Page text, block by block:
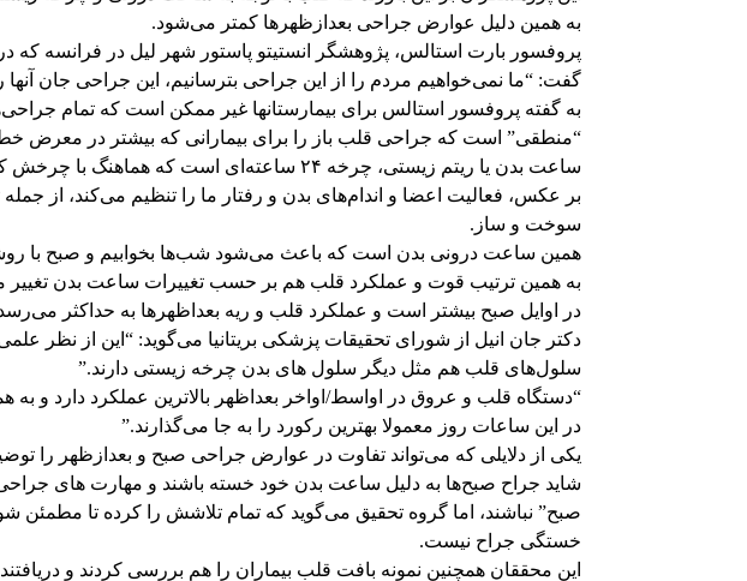
به همین دلیل عوارض جراحی بعدازظهرها کمتر می‌شود.
پروفسور بارت استالس، پژوهشگر انستیتو پاستور شهر لیل در فرانسه
گفت: “ما نمی‌خواهیم مردم را از این جراحی بترسانیم، این جراحی جان
به گفته پروفسور استالس برای بیمارستانها غیر ممکن است که تمام جراحی‌ها
“منطقی” است که جراحی قلب باز را برای بیمارانی که بیشتر در معرض
ساعت بدن یا ریتم زیستی، چرخه ۲۴ ساعته‌ای است
بر عکس، فعالیت اعضا و اندام‌های بدن و رفتار ما را تنظیم می‌کند، از
سوخت و ساز.
همین ساعت درونی بدن است که باعث می‌شود شب‌ها بخوابیم و صبح با
به همین ترتیب قوت و عملکرد قلب هم بر حسب تغییرات ساعت بدن
در اوایل صبح بیشتر است و عملکرد قلب و ریه بعداظهرها به حداکثر
دکتر جان انیل از شورای تحقیقات پزشکی بریتانیا می‌گوید: “این از نظر
سلول‌های قلب هم مثل دیگر سلول های بدن چرخه زیستی دارند.”
“دستگاه قلب و عروق در اواسط/اواخر بعداظهر بالاترین عملکرد دارد و
در این ساعات روز معمولا بهترین رکورد را به جا می‌گذارند.”
یکی از دلایلی که می‌تواند تفاوت در عوارض جراحی صبح و بعدازظهر را
شاید جراح صبح‌ها به دلیل ساعت بدن خود خسته باشند و مهارت های
صبح” نباشند، اما گروه تحقیق می‌گوید که تمام تلاشش را کرده تا مطمئن
خستگی جراح نیست.
این محققان همچنین نمونه بافت قلب بیماران را هم بررسی کردند و